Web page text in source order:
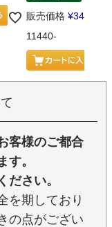
販売価格 ¥346
11440-
客様のご都合
す。
ださい。
を期しており
の点がござい